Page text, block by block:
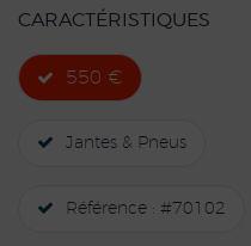
CARACTÉRISTIQUES
550 €
Jantes & Pneus
Référence : #70102